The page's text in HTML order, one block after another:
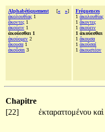
Alphabétiquement [« »]
ἀκολουθίας 1
ἄκοντες 1
ἀκούειν 1
ἀκούεσθαι 1
ἀκούομεν 2
ἄκουσα 1
ἀκοῦσαι 3
Fréquences
1 ἀκολουθίας
1 ἄκοντες
1 ἀκούειν
1 ἀκούεσθαι
1 ἄκουσα
1 ἀκοῦσαί
1 ἀκουστέον
Chapitre
[22]
ἐκταραττομένου καὶ